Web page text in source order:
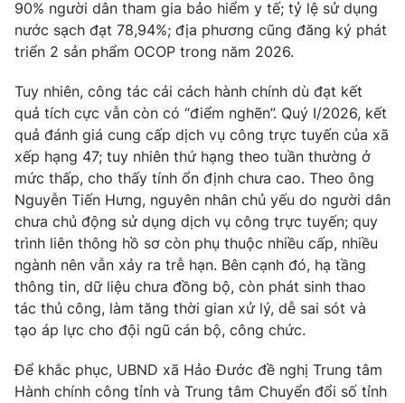
Liên hệ tòa soạn English
THỜI BÁO VTV
Theo dõi báo trên
Cơ quan chủ quản: Đài Truyền hình Việt Nam
Cơ quan báo chí:Thời báo VTV
Giấy phép hoạt động báo in và báo điện tử số 483/GP-BTTTT
cấp ngày 29/12/2023
Phó Tổng Biên tập:Nguyễn Thị Mỹ Hạnh, Phạm Quốc Thắng,
Nguyễn Trọng Ninh
90% người dân tham gia bảo hiểm y tế; tỷ lệ sử dụng
nước sạch đạt 78,94%; địa phương cũng đăng ký phát
triển 2 sản phẩm OCOP trong năm 2026.
Tuy nhiên, công tác cải cách hành chính dù đạt kết
quả tích cực vẫn còn có “điểm nghẽn”. Quý I/2026, kết
quả đánh giá cung cấp dịch vụ công trực tuyến của xã
xếp hạng 47; tuy nhiên thứ hạng theo tuần thường ở
mức thấp, cho thấy tính ổn định chưa cao. Theo ông
Nguyễn Tiến Hưng, nguyên nhân chủ yếu do người dân
chưa chủ động sử dụng dịch vụ công trực tuyến; quy
trình liên thông hồ sơ còn phụ thuộc nhiều cấp, nhiều
ngành nên vẫn xảy ra trễ hạn. Bên cạnh đó, hạ tầng
thông tin, dữ liệu chưa đồng bộ, còn phát sinh thao
tác thủ công, làm tăng thời gian xử lý, dễ sai sót và
tạo áp lực cho đội ngũ cán bộ, công chức.
Để khắc phục, UBND xã Hảo Đước đề nghị Trung tâm
Hành chính công tỉnh và Trung tâm Chuyển đổi số tỉnh